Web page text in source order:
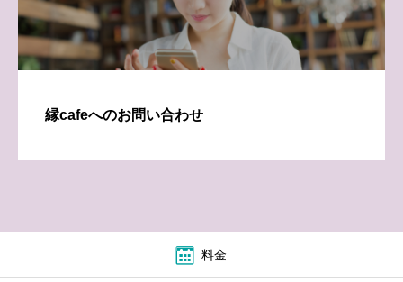
縁cafeへのお問い合わせ
料金